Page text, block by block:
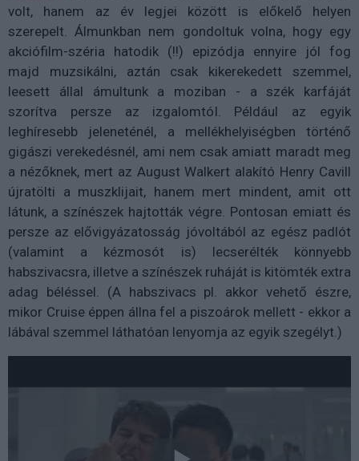
volt, hanem az év legjei között is előkelő helyen
szerepelt. Álmunkban nem gondoltuk volna, hogy egy
akciófilm-széria hatodik (!!) epizódja ennyire jól fog
majd muzsikálni, aztán csak kikerekedett szemmel,
leesett állal ámultunk a moziban - a szék karfáját
szorítva persze az izgalomtól. Például az egyik
leghíresebb jeleneténél, a mellékhelyiségben történő
gigászi verekedésnél, ami nem csak amiatt maradt meg
a nézőknek, mert az August Walkert alakító Henry Cavill
újratölti a muszklijait, hanem mert mindent, amit ott
látunk, a színészek hajtották végre. Pontosan emiatt és
persze az elővigyázatosság jóvoltából az egész padlót
(valamint a kézmosót is) lecserélték könnyebb
habszivacsra, illetve a színészek ruháját is kitömték extra
adag béléssel. (A habszivacs pl. akkor vehető észre,
mikor Cruise éppen állna fel a piszoárok mellett - ekkor a
lábával szemmel láthatóan lenyomja az egyik szegélyt.)